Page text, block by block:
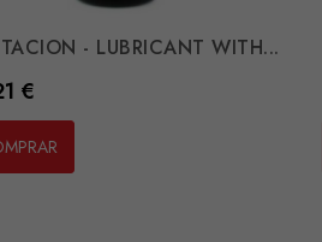
- LUBRICANT WITH...
€